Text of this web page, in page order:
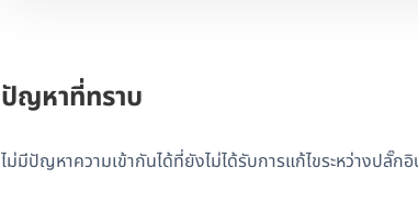
ปัญหาที่ทราบ
ไม่มีปัญหาความเข้ากันได้ที่ยังไม่ได้รับการแก้ไขระหว่างปลั๊